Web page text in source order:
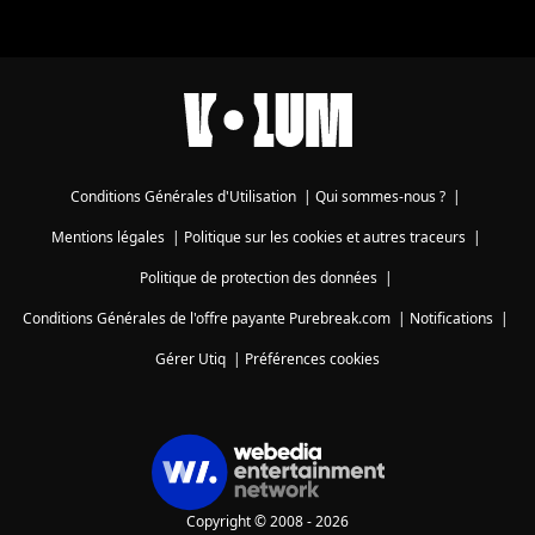
Conditions Générales d'Utilisation | Qui sommes-nous ? |
Mentions légales| Politique sur les cookies et autres traceurs|
Politique de protection des données|
Conditions Générales de l'offre payante Purebreak.com | Notifications |
Gérer Utiq | Préférences cookies
Copyright © 2008 - 2026